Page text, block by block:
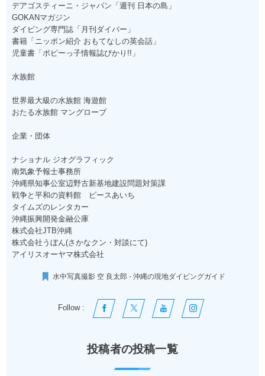
デアゴスティーニ・ジャパン「週刊 日本の島」
GOKANマガジン
ダイビング専門誌「月刊ダイバー」
書籍「ニッポン紹介 おもてなしの英会話」
児童書「ポピーっ子情報誌ぴかり!!」
水族館
世界最大級の水族館 海遊館
おたる水族館 マングローブ
企業・団体
ナショナル ジオグラフィック
南気象予報士事務所
沖縄県知事公室辺野古新基地建設問題対策課
戦争と平和の資料館 ピースあいち
タイムズのレンタカー
沖縄振興開発金融公庫
株式会社JTB沖縄
株式会社うぼん(さかなクン・対談にて)
アイリスオーヤマ株式会社
水中写真撮影 空 良太郎 - 沖縄の現地ダイビングガイド
Follow :
投稿者の投稿一覧